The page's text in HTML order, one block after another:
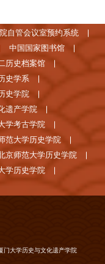
自管会议室预约系统
中国国家图书馆
历史档案馆
史学系
史学院
遗产学院
学考古学院
范大学历史学院
京师范大学历史学院
学历史学院
门大学历史与文化遗产学院